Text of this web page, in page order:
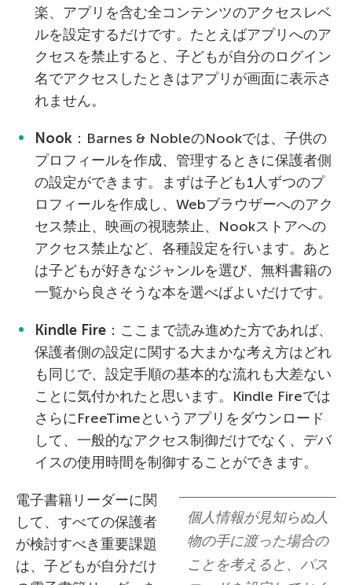
楽、アプリを含む全コンテンツのアクセスレベ
ルを設定するだけです。たとえばアプリへのア
クセスを禁止すると、子どもが自分のログイン
名でアクセスしたときはアプリが画面に表示さ
れません。
Nook ：Barnes & NobleのNookでは、子供の
プロフィールを作成、管理するときに保護者側
の設定ができます。まずは子ども1人ずつのプ
ロフィールを作成し、Webブラウザーへのアク
セス禁止、映画の視聴禁止、Nookストアへの
アクセス禁止など、各種設定を行います。あと
は子どもが好きなジャンルを選び、無料書籍の
一覧から良さそうな本を選べばよいだけです。
Kindle Fire ：ここまで読み進めた方であれば、
保護者側の設定に関する大まかな考え方はどれ
も同じで、設定手順の基本的な流れも大差ない
ことに気付かれたと思います。Kindle Fireでは
さらにFreeTimeというアプリをダウンロード
して、一般的なアクセス制御だけでなく、デバ
イスの使用時間を制御することができます。
個人情報が見知らぬ人
物の手に渡った場合の
ことを考えると、パス
電子書籍リーダーに関
して、すべての保護者
が検討すべき重要課題
は、子どもが自分だけ